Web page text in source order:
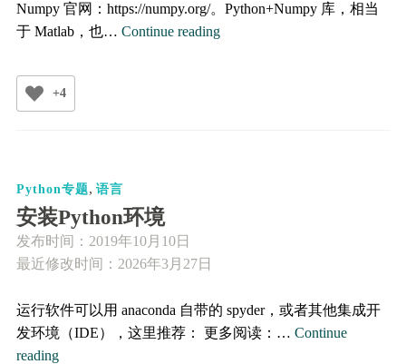
Numpy 官网：https://numpy.org/。Python+Numpy 库，相当
于 Matlab，也… Continue readingPython
+4
Python专题, 语言
安装Python环境
发布时间： 2019年10月10日
最近修改时间：2026年3月27日
运行软件可以用 anaconda 自带的 spyder，或者其他集成开
发环境（IDE），这里推荐： 更多阅读：… Continue
reading安